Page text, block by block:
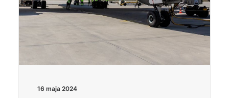
16 maja 2024